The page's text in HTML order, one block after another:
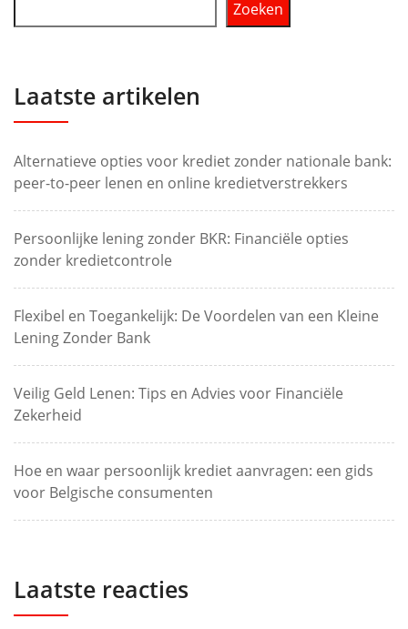
Zoeken
Laatste artikelen
Alternatieve opties voor krediet zonder nationale bank:
peer-to-peer lenen en online kredietverstrekkers
Persoonlijke lening zonder BKR: Financiële opties
zonder kredietcontrole
Flexibel en Toegankelijk: De Voordelen van een Kleine
Lening Zonder Bank
Veilig Geld Lenen: Tips en Advies voor Financiële
Zekerheid
Hoe en waar persoonlijk krediet aanvragen: een gids
voor Belgische consumenten
Laatste reacties